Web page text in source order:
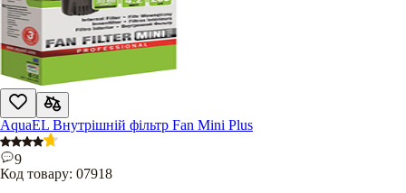
AquaEL Внутрішній фільтр Fan Mini Plus
9
Код товару: 07918